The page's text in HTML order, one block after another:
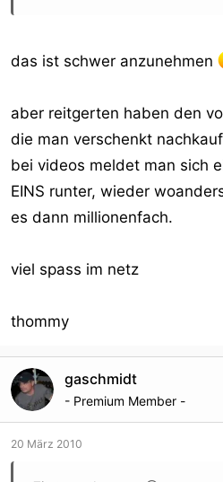
das ist schwer anzunehmen
aber reitgerten haben den
die man verschenkt
bei videos meldet man sich
EINS runter, wieder
es dann millionenfach.
viel spass im netz
thommy
gaschmidt
- Premium Member -
20 März 2010